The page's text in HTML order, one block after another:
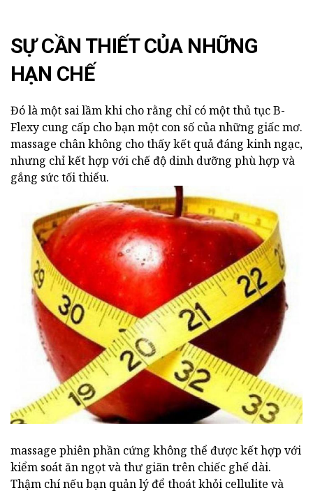
SỰ CẦN THIẾT CỦA NHỮNG
HẠN CHẾ
Đó là một sai lầm khi cho rằng chỉ có một thủ tục B-
Flexy cung cấp cho bạn một con số của những giấc mơ.
massage chân không cho thấy kết quả đáng kinh ngạc,
nhưng chỉ kết hợp với chế độ dinh dưỡng phù hợp và
gắng sức tối thiểu.
massage phiên phần cứng không thể được kết hợp với
kiểm soát ăn ngọt và thư giãn trên chiếc ghế dài.
Thậm chí nếu bạn quản lý để thoát khỏi cellulite và